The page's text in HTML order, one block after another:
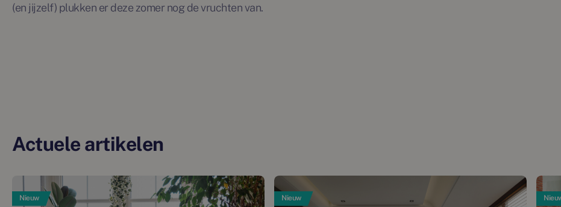
(en jijzelf) plukken er deze zomer nog de vruchten van.
Actuele artikelen
Nieuw Nieuw